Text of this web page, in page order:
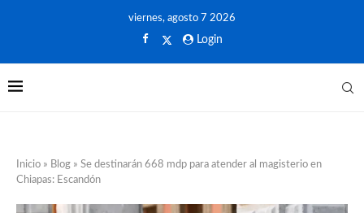
viernes, agosto 7 2026
Login
Inicio » Blog » Se destinarán 668 mdp para atender al magisterio en
Chiapas: Escandón